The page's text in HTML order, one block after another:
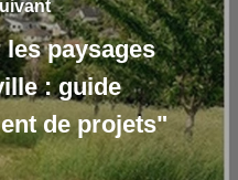
paysages
: guide
de projets"